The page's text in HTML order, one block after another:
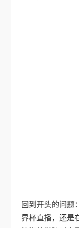
回到开头的问题
界杯直播，还是